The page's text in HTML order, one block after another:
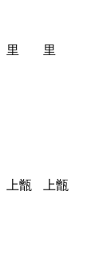
里 里
上甑 上甑